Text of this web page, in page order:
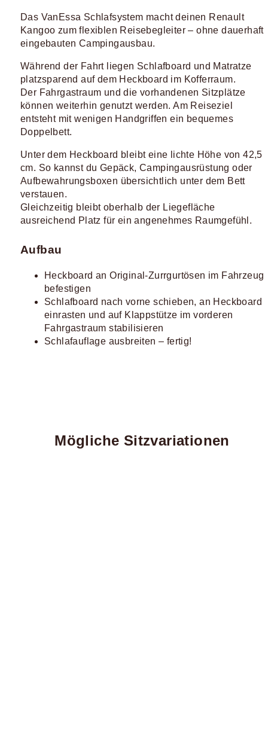
Das VanEssa Schlafsystem macht deinen Renault
Kangoo zum flexiblen Reisebegleiter – ohne dauerhaft
eingebauten Campingausbau.
Während der Fahrt liegen Schlafboard und Matratze
platzsparend auf dem Heckboard im Kofferraum.
Der Fahrgastraum und die vorhandenen Sitzplätze
können weiterhin genutzt werden. Am Reiseziel
entsteht mit wenigen Handgriffen ein bequemes
Doppelbett.
Unter dem Heckboard bleibt eine lichte Höhe von 42,5
cm. So kannst du Gepäck, Campingausrüstung oder
Aufbewahrungsboxen übersichtlich unter dem Bett
verstauen.
Gleichzeitig bleibt oberhalb der Liegefläche
ausreichend Platz für ein angenehmes Raumgefühl.
Aufbau
Heckboard an Original-Zurrgurtösen im Fahrzeug
befestigen
Schlafboard nach vorne schieben, an Heckboard
einrasten und auf Klappstütze im vorderen
Fahrgastraum stabilisieren
Schlafauflage ausbreiten – fertig!
Mögliche Sitzvariationen